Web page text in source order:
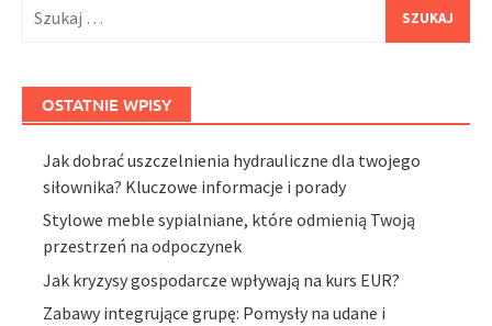
OSTATNIE WPISY
Jak dobrać uszczelnienia hydrauliczne dla twojego
siłownika? Kluczowe informacje i porady
Stylowe meble sypialniane, które odmienią Twoją
przestrzeń na odpoczynek
Jak kryzysy gospodarcze wpływają na kurs EUR?
Zabawy integrujące grupę: Pomysły na udane i